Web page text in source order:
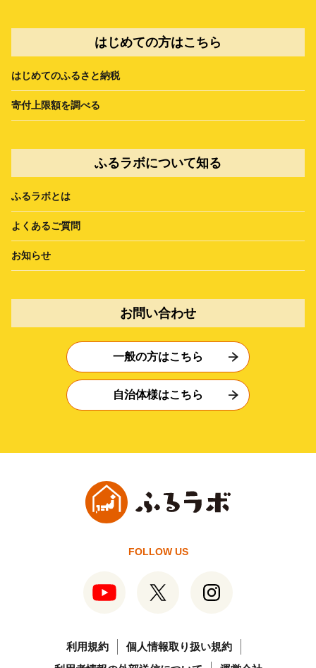
はじめての方はこちら
はじめてのふるさと納税
寄付上限額を調べる
ふるラボについて知る
ふるラボとは
よくあるご質問
お知らせ
お問い合わせ
一般の方はこちら
自治体様はこちら
FOLLOW US
利用規約
個人情報取り扱い規約